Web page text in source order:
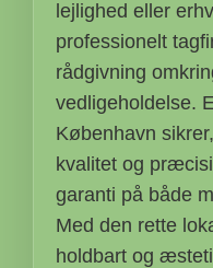
lejlighed eller
professionelt
rådgivning
vedligeholdelse.
København
kvalitet og
garanti på både
Med den rette
holdbart og